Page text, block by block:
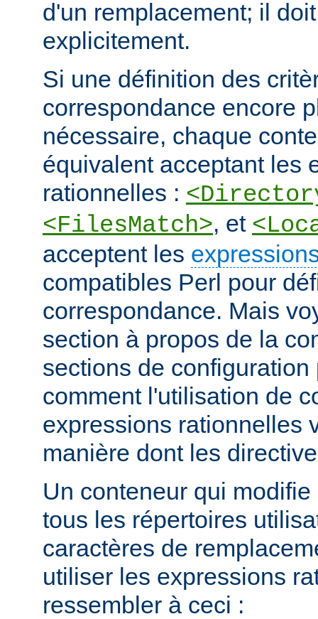
d'un remplacement; il
explicitement.
Si une définition des
correspondance encore
nécessaire, chaque
équivalent acceptant les
rationnelles :
<FilesMatch>, et
acceptent les
compatibles Perl pour
correspondance. Mais
section à propos de la
sections de
comment l'utilisation de
expressions rationnelles
manière dont les
Un conteneur qui
tous les répertoires
caractères de
utiliser les expressions
ressembler à ceci :